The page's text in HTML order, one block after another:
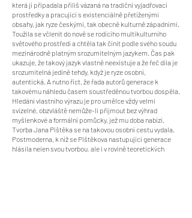
která jí připadala příliš vázaná na tradiční vyjadřovací
prostředky a pracující s existenciálně přetíženými
obsahy, jak ryze českými, tak obecně kulturně západními.
Toužila se včlenit do nově se rodícího multikulturního
světového prostředí a chtěla tak činit podle svého soudu
mezinárodně platným srozumitelným jazykem. Čas pak
ukazuje, že takový jazyk vlastně neexistuje a že řeč díla je
srozumitelná jedině tehdy, když je ryze osobní,
autentická. A nutno říct, že řada autorů generace k
takovému náhledu časem soustředěnou tvorbou dospěla.
Hledání vlastního výrazu je pro umělce vždy velmi
svízelné, obzvláště nemůže-li přijmout bez výhrad
myšlenkové a formální pomůcky, jež mu doba nabízí.
Tvorba Jana Pištěka se na takovou osobní cestu vydala.
Postmoderna, k níž se Pištěkova nastupující generace
hlásila nejen svou tvorbou, ale i v rovině teoretických